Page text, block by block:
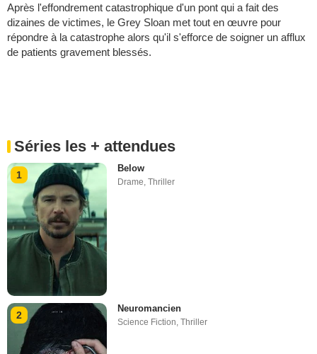
Après l'effondrement catastrophique d'un pont qui a fait des
dizaines de victimes, le Grey Sloan met tout en œuvre pour
répondre à la catastrophe alors qu'il s'efforce de soigner un afflux
de patients gravement blessés.
Séries les + attendues
1
Below
Drame ,Thriller
2
Neuromancien
Science Fiction,Thriller